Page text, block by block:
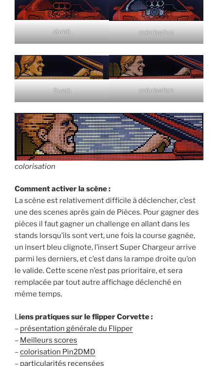
dumb colorisation
Dumb colorisation
colorisation
Comment activer la scène :
La scène est relativement difficile à déclencher, c’est
une des scenes après gain de Pièces. Pour gagner des
pièces il faut gagner un challenge en allant dans les
stands lorsqu’ils sont vert, une fois la course gagnée,
un insert bleu clignote, l’insert Super Chargeur arrive
parmi les derniers, et c’est dans la rampe droite qu’on
le valide. Cette scene n’est pas prioritaire, et sera
remplacée par tout autre affichage déclenché en
même temps.
L iens pratiques sur le flipper Corvette :
– présentation générale du Flipper
– Meilleurs scores
–colorisation Pin2DMD
– particularités recensées